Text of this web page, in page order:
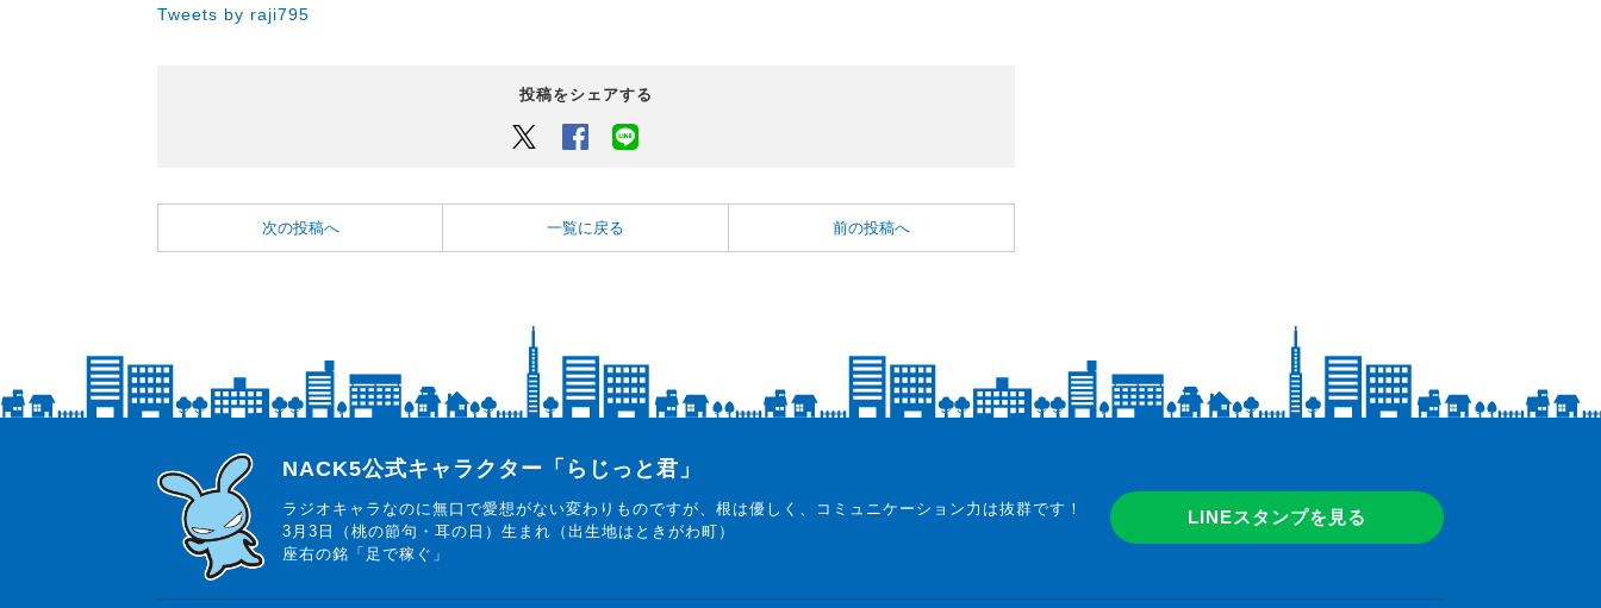
Tweets by raji795
投稿をシェアする
Twitter Facebook
次の投稿へ 一覧に戻る 前の投稿へ
らじっと君
NACK5公式キャラクター「らじっと君」
ラジオキャラなのに無口で愛想がない変わりものですが、根は優しく、コミュニケーション力は抜群です！
3月3日（桃の節句・耳の日）生まれ（出生地はときがわ町）
座右の銘「足で稼ぐ」
LINEスタンプを見る